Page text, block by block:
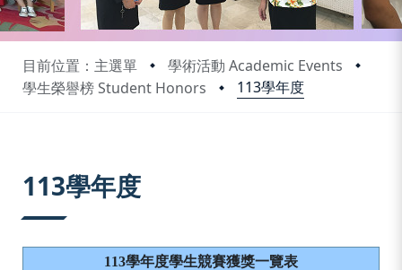
目前位置：主選單
學術活動 Academic Events
學生榮譽榜 Student Honors
113學年度
113學年度
113學年度學生競賽獲獎一覽表